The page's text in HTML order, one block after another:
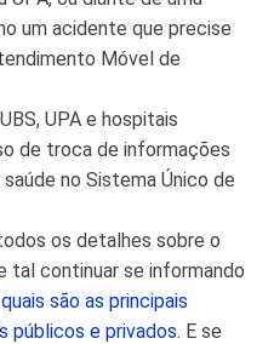
um acidente que precise
Móvel de
UPA e hospitais
de troca de informações
no Sistema Único de
os detalhes sobre o
tal continuar se informando
quais são as principais
públicos e privados. E se